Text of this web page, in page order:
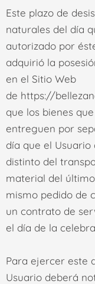
Este plazo de
naturales del día
autorizado por
adquirió la
en el Sitio Web
de https://
que los bienes
entreguen por
día que el
distinto del
material del
mismo pedido de
un contrato de
el día de la
Para ejercer este
Usuario deberá